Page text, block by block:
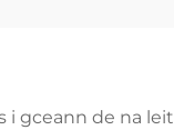
i gceann de na